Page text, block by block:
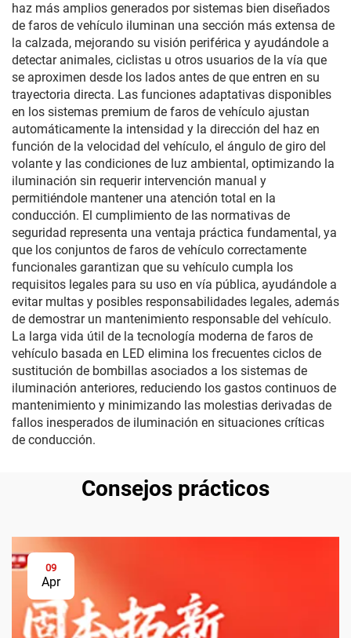
haz más amplios generados por sistemas bien diseñados
de faros de vehículo iluminan una sección más extensa de
la calzada, mejorando su visión periférica y ayudándole a
detectar animales, ciclistas u otros usuarios de la vía que
se aproximen desde los lados antes de que entren en su
trayectoria directa. Las funciones adaptativas disponibles
en los sistemas premium de faros de vehículo ajustan
automáticamente la intensidad y la dirección del haz en
función de la velocidad del vehículo, el ángulo de giro del
volante y las condiciones de luz ambiental, optimizando la
iluminación sin requerir intervención manual y
permitiéndole mantener una atención total en la
conducción. El cumplimiento de las normativas de
seguridad representa una ventaja práctica fundamental, ya
que los conjuntos de faros de vehículo correctamente
funcionales garantizan que su vehículo cumpla los
requisitos legales para su uso en vía pública, ayudándole a
evitar multas y posibles responsabilidades legales, además
de demostrar un mantenimiento responsable del vehículo.
La larga vida útil de la tecnología moderna de faros de
vehículo basada en LED elimina los frecuentes ciclos de
sustitución de bombillas asociados a los sistemas de
iluminación anteriores, reduciendo los gastos continuos de
mantenimiento y minimizando las molestias derivadas de
fallos inesperados de iluminación en situaciones críticas
de conducción.
Consejos prácticos
09
Apr